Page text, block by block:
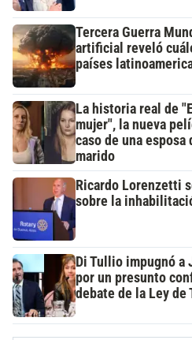
Tercera Guerra
artificial reveló
países
La historia real de
mujer", la nueva
caso de una
marido
Ricardo Lorenzetti
sobre la
Di Tullio impugnó a
por un presunto
debate de la Ley de